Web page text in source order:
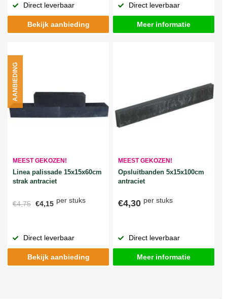
Direct leverbaar
Bekijk aanbieding
Direct leverbaar
Meer informatie
MEEST GEKOZEN!
Linea palissade 15x15x60cm
strak antraciet
€4,75 €4,15 per stuks
AANBIEDING
Direct leverbaar
Bekijk aanbieding
MEEST GEKOZEN!
Opsluitbanden 5x15x100cm
antraciet
€4,30 per stuks
Direct leverbaar
Meer informatie